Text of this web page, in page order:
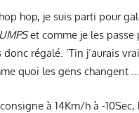
hop, je suis parti pour
et comme je les passe
régalé. ‘Tin j’aurais
quoi les gens changent …
à 14Km/h à -